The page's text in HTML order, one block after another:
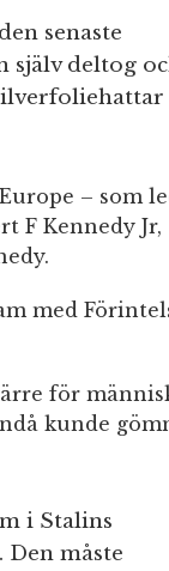
senaste
själv deltog
– som
F Kennedy Jr,
med
för
kunde
i Stalins
måste